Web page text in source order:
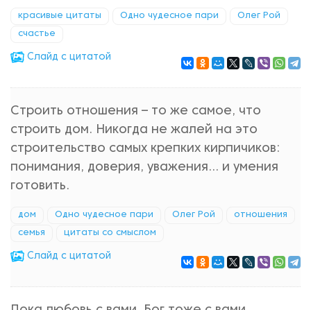
красивые цитаты Одно чудесное пари Олег Рой
счастье
Cлайд с цитатой
Строить отношения – то же самое, что
строить дом. Никогда не жалей на это
строительство самых крепких кирпичиков:
понимания, доверия, уважения… и умения
готовить.
дом Одно чудесное пари Олег Рой отношения
семья цитаты со смыслом
Cлайд с цитатой